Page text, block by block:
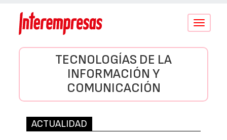
Conmutar
TECNOLOGÍAS DE LA
INFORMACIÓN Y
COMUNICACIÓN
ACTUALIDAD